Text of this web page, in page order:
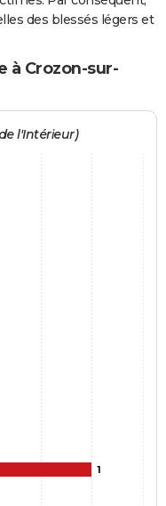
des blessés légers et
à Crozon-sur-
l'Intérieur)
1